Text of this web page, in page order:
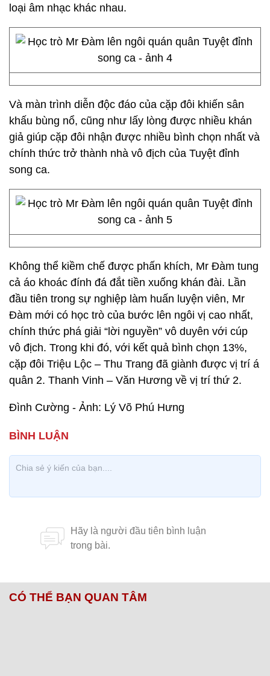
loại âm nhạc khác nhau.
Và màn trình diễn độc đáo của cặp đôi khiến sân
khấu bùng nổ, cũng như lấy lòng được nhiều khán
giả giúp cặp đôi nhận được nhiều bình chọn nhất và
chính thức trở thành nhà vô địch của Tuyệt đỉnh
song ca.
Không thể kiềm chế được phấn khích, Mr Đàm tung
cả áo khoác đính đá đắt tiền xuống khán đài. Lần
đầu tiên trong sự nghiệp làm huấn luyện viên, Mr
Đàm mới có học trò của bước lên ngôi vị cao nhất,
chính thức phá giải “lời nguyền” vô duyên với cúp
vô địch. Trong khi đó, với kết quả bình chọn 13%,
cặp đôi Triệu Lộc – Thu Trang đã giành được vị trí á
quân 2. Thanh Vinh – Văn Hương về vị trí thứ 2.
Đình Cường - Ảnh: Lý Võ Phú Hưng
CÓ THỂ BẠN QUAN TÂM